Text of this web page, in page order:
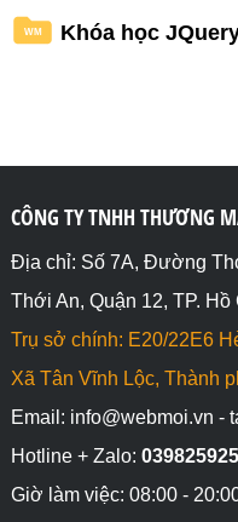
WM Khóa học
CÔNG TY TNHH THƯƠNG
Địa chỉ: Số 7A, Đường
Thới An, Quận 12, TP. Hồ
Trụ sở chính: E20/22E6
Xã Tân Vĩnh Lộc, Thành
Email: info@webmoi.vn -
Hotline + Zalo:
Giờ làm việc: 08:00 -